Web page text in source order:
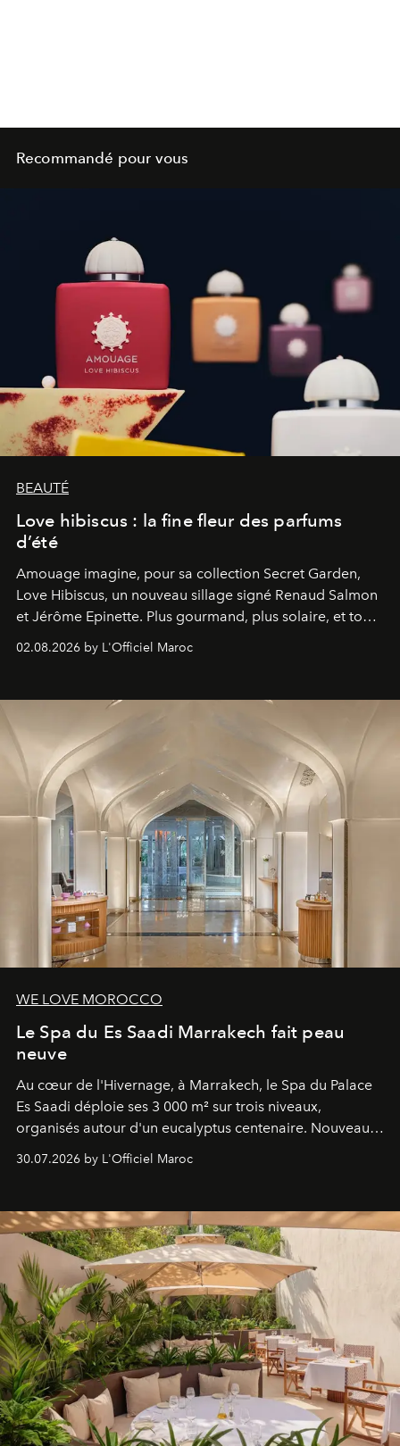
Recommandé pour vous
BEAUTÉ
Love hibiscus : la fine fleur des parfums
d’été
Amouage imagine, pour sa collection Secret Garden,
Love Hibiscus, un nouveau sillage signé Renaud Salmon
et Jérôme Epinette. Plus gourmand, plus solaire, et tout
à fait irrésistible.
02.08.2026 by L'Officiel Maroc
WE LOVE MOROCCO
Le Spa du Es Saadi Marrakech fait peau
neuve
Au cœur de l'Hivernage, à Marrakech, le Spa du Palace
Es Saadi déploie ses 3 000 m² sur trois niveaux,
organisés autour d'un eucalyptus centenaire. Nouveau
Lobby Bien-Être et Beauté, exclusivité mondiale en
neuro-cosmétique, parcours thermal et studio dédié au
entièreté, entre science des émotions et rituels
reposants.
30.07.2026 by L'Officiel Maroc